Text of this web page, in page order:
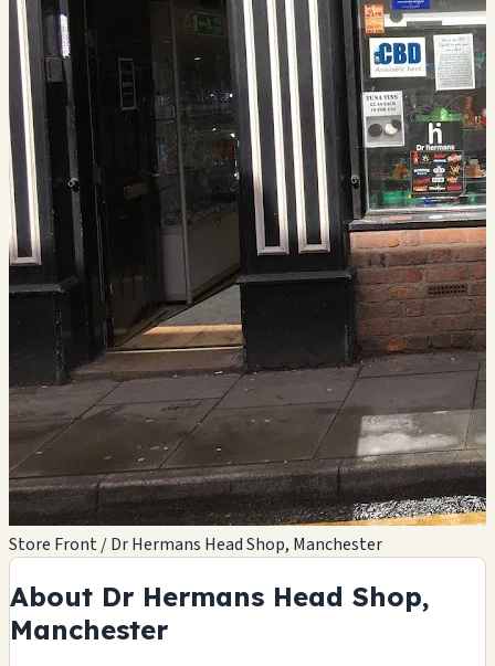
Store Front / Dr Hermans Head Shop, Manchester
About Dr Hermans Head Shop,
Manchester